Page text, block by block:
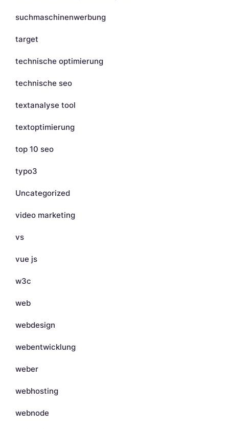
suchmaschinenwerbung
target
technische optimierung
technische seo
textanalyse tool
textoptimierung
top 10 seo
typo3
Uncategorized
video marketing
vs
vue js
w3c
web
webdesign
webentwicklung
weber
webhosting
webnode